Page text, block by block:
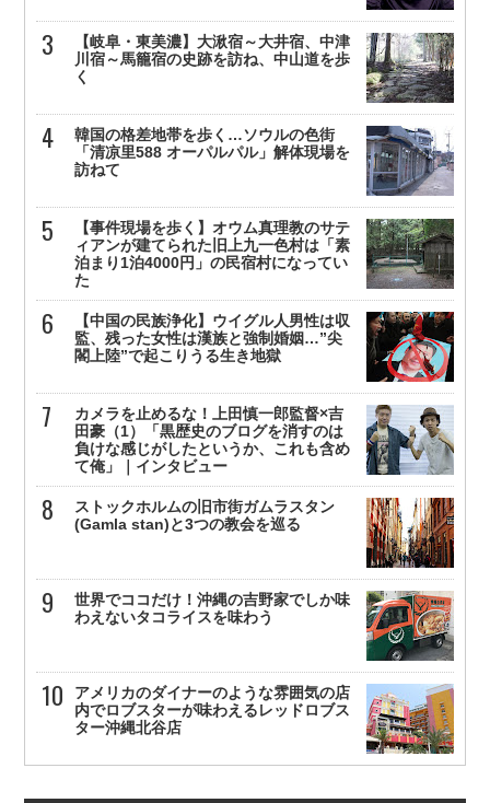
【岐阜・東美濃】大湫宿～大井宿、中津
川宿～馬籠宿の史跡を訪ね、中山道を歩
く
韓国の格差地帯を歩く…ソウルの色街
「清凉里588 オーパルパル」解体現場を
訪ねて
【事件現場を歩く】オウム真理教のサテ
ィアンが建てられた旧上九一色村は「素
泊まり1泊4000円」の民宿村になってい
た
【中国の民族浄化】ウイグル人男性は収
監、残った女性は漢族と強制婚姻…”尖
閣上陸”で起こりうる生き地獄
カメラを止めるな！上田慎一郎監督×吉
田豪（1）「黒歴史のブログを消すのは
負けな感じがしたというか、これも含め
て俺」｜インタビュー
ストックホルムの旧市街ガムラスタン
(Gamla stan)と3つの教会を巡る
世界でココだけ！沖縄の吉野家でしか味
わえないタコライスを味わう
アメリカのダイナーのような雰囲気の店
内でロブスターが味わえるレッドロブス
ター沖縄北谷店